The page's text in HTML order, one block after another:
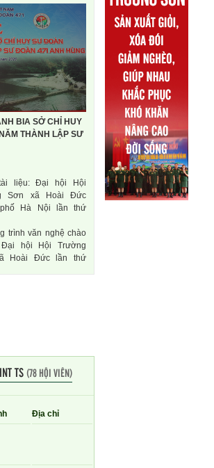
BIA SỞ CHỈ HUY
THÀNH LẬP SƯ
liệu: Đại hội Hội
Sơn xã Hoài Đức
Hà Nội lần thứ
trình văn nghệ chào
hội Hội Trường
Hoài Đức lần thứ
TS(78 HỘI VIÊN)
Địa chỉ